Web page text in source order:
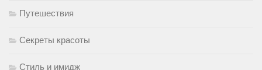
Путешествия
Секреты красоты
Стиль и имидж